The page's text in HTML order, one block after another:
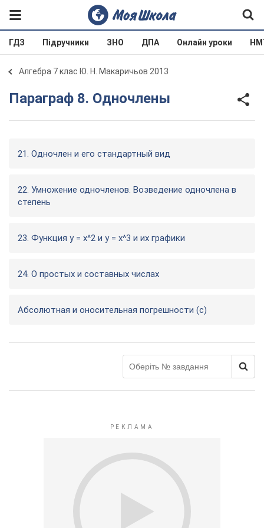
ГДЗ Підручники ЗНО ДПА Онлайн уроки
Алгебра 7 клас Ю. Н. Макаричьов 2013
Параграф 8. Одночлены
21. Одночлен и его стандартный вид
22. Умножение одночленов. Возведение одночлена в
степень
23. Функция у = х^2 и у = х^3 и их графики
24. О простых и составных числах
Абсолютная и оносительная погрешности (с)